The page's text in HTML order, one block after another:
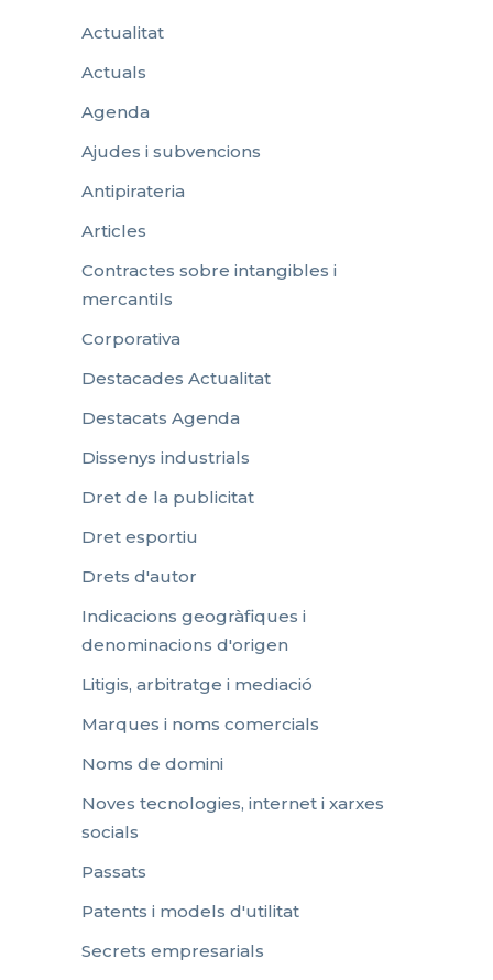
Actualitat
Actuals
Agenda
Ajudes i subvencions
Antipirateria
Articles
Contractes sobre intangibles i
mercantils
Corporativa
Destacades Actualitat
Destacats Agenda
Dissenys industrials
Dret de la publicitat
Dret esportiu
Drets d'autor
Indicacions geogràfiques i
denominacions d'origen
Litigis, arbitratge i mediació
Marques i noms comercials
Noms de domini
Noves tecnologies, internet i xarxes
socials
Passats
Patents i models d'utilitat
Secrets empresarials